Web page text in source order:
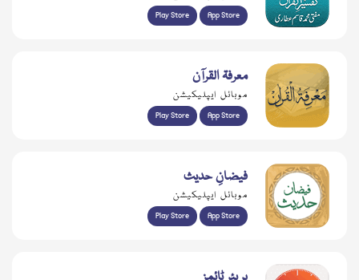
Play Store App Store
معرفۃ القرآن
موبائل ایپلیکیشن
Play Store App Store
فیضانِ حدیث
موبائل ایپلیکیشن
Play Store App Store